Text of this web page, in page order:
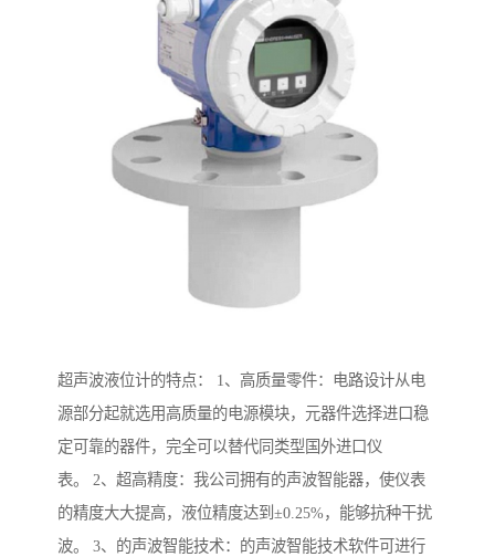
超声波液位计的特点： 1、高质量零件：电路设计从电
源部分起就选用高质量的电源模块，元器件选择进口稳
定可靠的器件，完全可以替代同类型国外进口仪
表。 2、超高精度：我公司拥有的声波智能器，使仪表
的精度大大提高，液位精度达到±0.25%，能够抗种干扰
波。 3、的声波智能技术：的声波智能技术软件可进行